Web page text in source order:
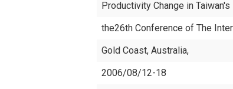
Productivity Change in
the26th Conference of The
Gold Coast, Australia,
2006/08/12-18